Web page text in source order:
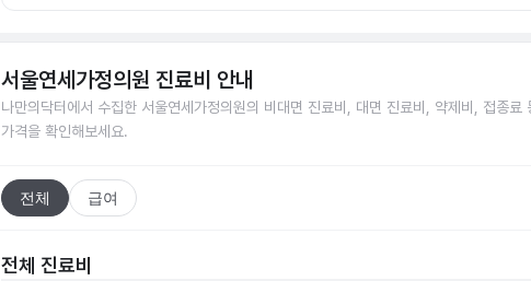
서울연세가정의원 진료비 안내
나만의닥터에서 수집한 서울연세가정의원의 비대면 진료비, 대면 진료비, 약제비, 접종료
가격을 확인해보세요.
전체 급여
전체 진료비